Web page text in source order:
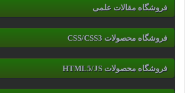
فروشگاه مقالات علمی
فروشگاه محصولات CSS/CSS3
فروشگاه محصولات HTML5/JS